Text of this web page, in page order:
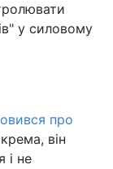
у силовому
про
він
і не